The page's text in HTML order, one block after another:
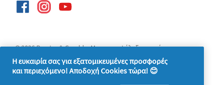
© 2026 Procter & Gamble. Με την επιφύλαξη παντός
δικαιώματος. Η χρήση και η πρόσβαση στις πληροφορίες σε
αυτόν τον ιστότοπο υπόκειται στους όρους και τις προϋποθέσεις
που καθορίζονται στη νομική συμφωνία μας.
Η ευκαιρία σας για εξατομικευμένες προσφορές
και περιεχόμενο! Αποδοχή Cookies τώρα! 😊